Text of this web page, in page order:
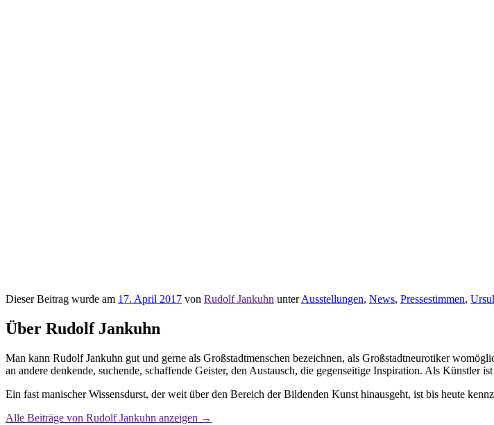
Dieser Beitrag wurde am 17. April 2017 von Rudolf Jankuhn unterAusstellungen, News, Pressestimmen,
Über Rudolf Jankuhn
Man kann Rudolf Jankuhn gut und gerne als Großstadtmenschen bezeichnen, als Großstadtneurotiker
an andere denkende, suchende, schaffende Geister, den Austausch, die gegenseitige Inspiration. Als
Ein fast manischer Wissensdurst, der weit über den Bereich der Bildenden Kunst hinausgeht, ist bis heute
Alle Beiträge von Rudolf Jankuhn anzeigen →